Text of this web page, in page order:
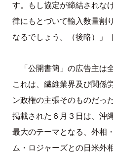
す。もし協定が締結されな
律にもとづいて輸入数量割
なるでしょう。（後略）」
「公開書簡」の広告主は
これは、繊維業界及び関係
ン政権の主張そのものだっ
掲載された６月３日は、沖
最大のテーマとなる、外相
ム・ロジャーズとの日米外